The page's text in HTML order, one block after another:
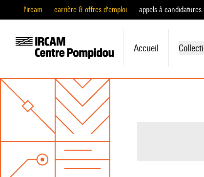
l'ircam carrière & offres d'emploi appels à candidatures
Accueil